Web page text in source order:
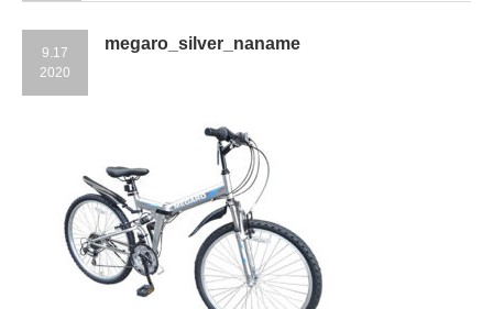
9.17
2020
megaro_silver_naname